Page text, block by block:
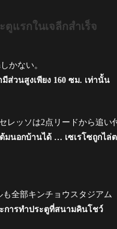
แรกในเจลีกสำเร็จ
かない。
ส่วนสูงเพียง 160 ซม. เท่านั้น
ッソは2点リードから追い
มนอกบ้านได้ … เซเรโซถูกไ
全部キンチョウスタジアム
การทำประตูที่สนามคินโชว์